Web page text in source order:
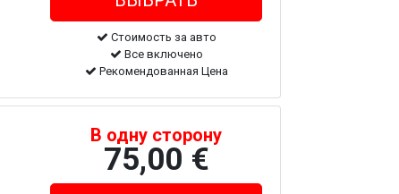
Стоимость за авто
Все включено
Рекомендованная Цена
В одну сторону
75,00 €